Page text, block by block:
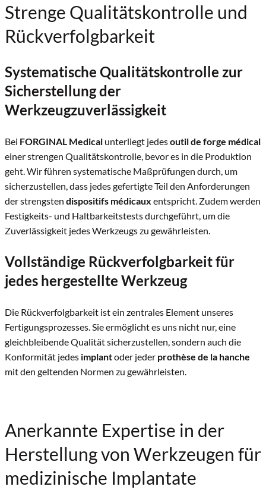
Strenge Qualitätskontrolle und
Rückverfolgbarkeit
Systematische Qualitätskontrolle zur
Sicherstellung der
Werkzeugzuverlässigkeit
Bei FORGINAL Medical unterliegt jedesoutil de forge médical
einer strengen Qualitätskontrolle, bevor es in die Produktion
geht. Wir führen systematische Maßprüfungen durch, um
sicherzustellen, dass jedes gefertigte Teil den Anforderungen
der strengsten dispositifs médicaux entspricht. Zudem werden
Festigkeits- und Haltbarkeitstests durchgeführt, um die
Zuverlässigkeit jedes Werkzeugs zu gewährleisten.
Vollständige Rückverfolgbarkeit für
jedes hergestellte Werkzeug
Die Rückverfolgbarkeit ist ein zentrales Element unseres
Fertigungsprozesses. Sie ermöglicht es uns nicht nur, eine
gleichbleibende Qualität sicherzustellen, sondern auch die
Konformität jedes implantoder jeder prothèse de la hanche
mit den geltenden Normen zu gewährleisten.
Anerkannte Expertise in der
Herstellung von Werkzeugen für
medizinische Implantate